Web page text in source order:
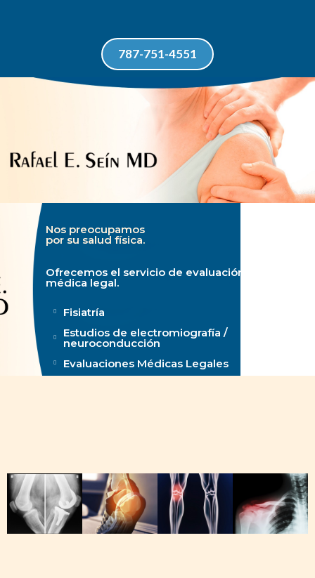
787-751-4551
Nos preocupamos
por su salud física.
Ofrecemos el servicio de evaluación
médica legal.
Fisiatría
Estudios de electromiografía /
neuroconducción
Evaluaciones Médicas Legales